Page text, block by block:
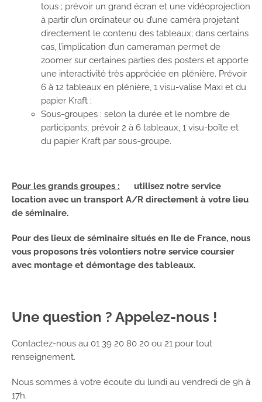
tous ; prévoir un grand écran et une vidéoprojection
à partir d’un ordinateur ou d’une caméra projetant
directement le contenu des tableaux; dans certains
cas, l’implication d’un cameraman permet de
zoomer sur certaines parties des posters et apporte
une interactivité très appréciée en plénière. Prévoir
6 à 12 tableaux en plénière, 1 visu-valise Maxi et du
papier Kraft ;
Sous-groupes : selon la durée et le nombre de
participants, prévoir 2 à 6 tableaux, 1 visu-boîte et
du papier Kraft par sous-groupe.
Pour les grands groupes : utilisez notre service
location avec un transport A/R directement à votre lieu
de séminaire.
Pour des lieux de séminaire situés en Ile de France, nous
vous proposons très volontiers notre service coursier
avec montage et démontage des tableaux.
Une question ? Appelez-nous !
Contactez-nous au 01 39 20 80 20 ou 21 pour tout
renseignement.
Nous sommes à votre écoute du lundi au vendredi de 9h à
17h.